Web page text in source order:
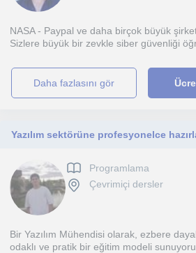
NASA - Paypal ve daha birçok büyük
Sizlere büyük bir zevkle siber güvenliği
daha fazlasını gör
Programlama
Çevrimiçi dersler
Bir Yazılım Mühendisi olarak, ezbere
odaklı ve pratik bir eğitim modeli